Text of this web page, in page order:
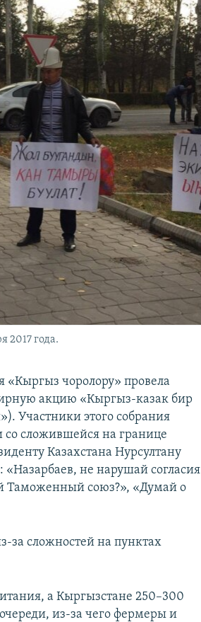
2017 года.
«Кыргыз чоролору» провела
акцию «Кыргыз-казак бир
Участники этого собрания
со сложившейся на границе
Казахстана Нурсултану
не нарушай согласия
Таможенный союз?», «Думай о
за сложностей на пунктах
а Кыргызстане 250–300
из-за чего фермеры и